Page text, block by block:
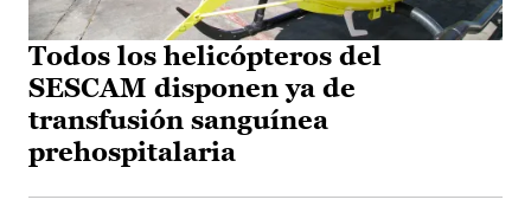
Todos los helicópteros del
SESCAM disponen ya de
transfusión sanguínea
prehospitalaria